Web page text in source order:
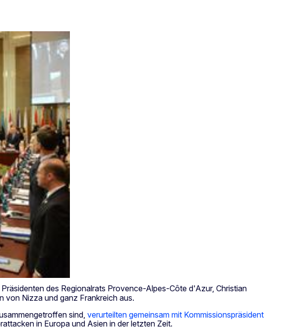
des Regionalrats Provence-Alpes-Côte d'Azur, Christian
von Nizza und ganz Frankreich aus.
sind, verurteilten gemeinsam mit Kommissionspräsident
in Europa und Asien in der letzten Zeit.